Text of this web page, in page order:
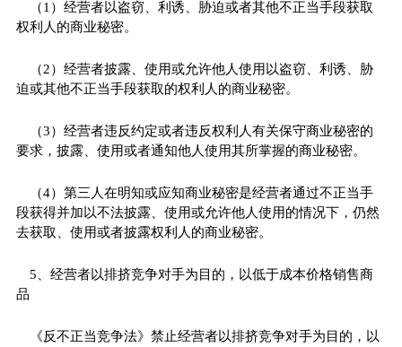
（1）经营者以盗窃、利诱、胁迫或者其他不正当手段获取
权利人的商业秘密。
（2）经营者披露、使用或允许他人使用以盗窃、利诱、胁
迫或其他不正当手段获取的权利人的商业秘密。
（3）经营者违反约定或者违反权利人有关保守商业秘密的
要求，披露、使用或者通知他人使用其所掌握的商业秘密。
（4）第三人在明知或应知商业秘密是经营者通过不正当手
段获得并加以不法披露、使用或允许他人使用的情况下，仍然
去获取、使用或者披露权利人的商业秘密。
5、经营者以排挤竞争对手为目的，以低于成本价格销售商
品
《反不正当竞争法》禁止经营者以排挤竞争对手为目的，以